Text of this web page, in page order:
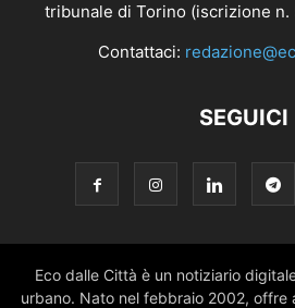
tribunale di Torino (iscrizione n.
Contattaci:
SEGUICI
Eco dalle Città è un notiziario
urbano. Nato nel febbraio 2002, offre